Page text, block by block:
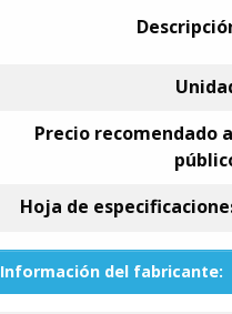
Precio recomendado
Hoja de
Información del fabricante: